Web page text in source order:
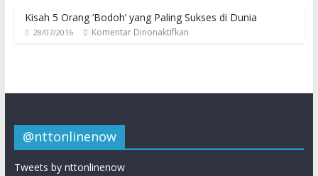
Kisah 5 Orang ‘Bodoh’ yang Paling Sukses di Dunia
28/07/2016 Komentar Dinonaktifkan
@nttonlinenow
Tweets by nttonlinenow